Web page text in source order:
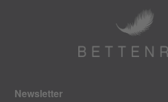
Newsletter